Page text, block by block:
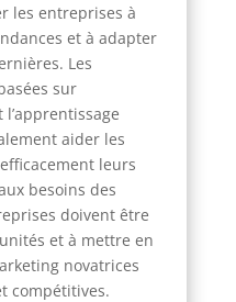
les entreprises à
et à adapter
Les
sur
aider les
leurs
besoins des
doivent être
et à mettre en
novatrices
compétitives.